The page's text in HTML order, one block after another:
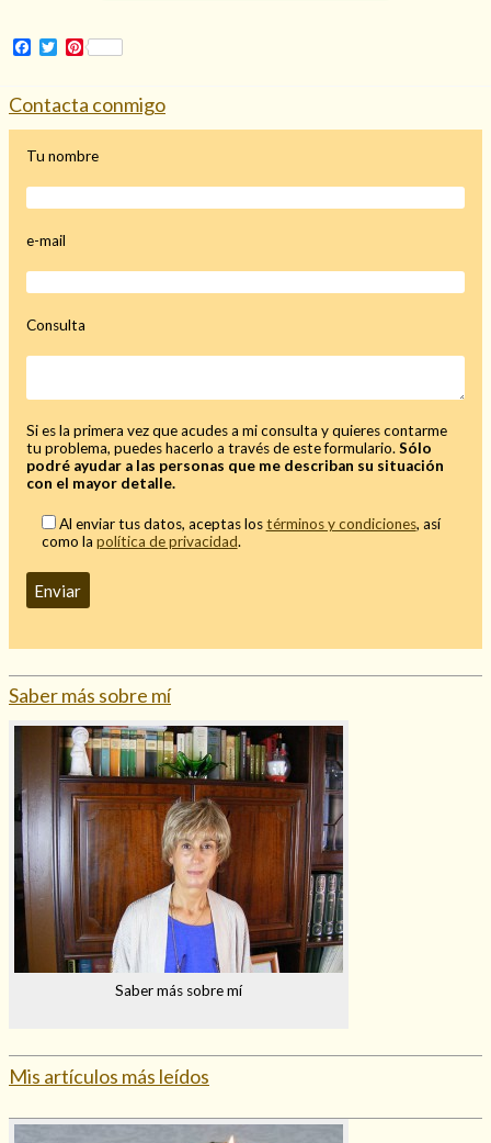
Cartomancia(117)
Cómo recuperar a mi ex(190)
Endulzamiento (112)
Hechizo de amor
(593)
Infidelidad(104)
Rituales(72)
Mi rincón
Mi Blog
¿Qué es el tarot?
Facebook
Twitter
Pinterest
Contacta conmigo
Tu nombre
e-mail
Consulta
Si es la primera vez que acudes a mi consulta y quieres contarme
tu problema, puedes hacerlo a través de este formulario.Sólo
podré ayudar a las personas que me describan su situación
con el mayor detalle.
Al enviar tus datos, aceptas lostérminos y condiciones, así
como la política de privacidad.
Saber más sobre mí
Saber más sobre mí
Mis artículos más leídos